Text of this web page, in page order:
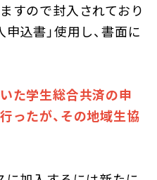
すので封入されており
込書」使用し、書面に
た学生総合共済の申
ったが、その地域生協